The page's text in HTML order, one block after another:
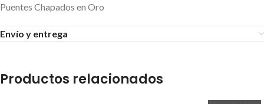
Puentes Chapados en Oro
Envío y entrega
Productos relacionados